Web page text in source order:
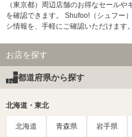
（東京都）周辺店舗のお得なセール
を確認できます。 Shufoo!（シュフー
シ情報を、手軽にご確認いただけます
お店を探す
都道府県から探す
北海道・東北
北海道 青森県 岩手県